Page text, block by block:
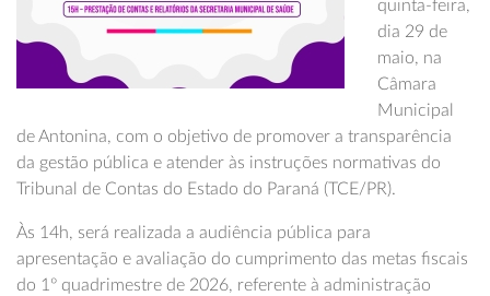
quinta-feira,
dia 29 de
maio, na
Câmara
Municipal
de Antonina, com o objetivo de promover a transparência
da gestão pública e atender às instruções normativas do
Tribunal de Contas do Estado do Paraná (TCE/PR).
Às 14h, será realizada a audiência pública para
apresentação e avaliação do cumprimento das metas fiscais
do 1º quadrimestre de 2026, referente à administração